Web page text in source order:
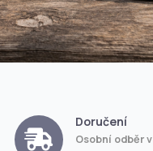
Doručení
Osobní odběr